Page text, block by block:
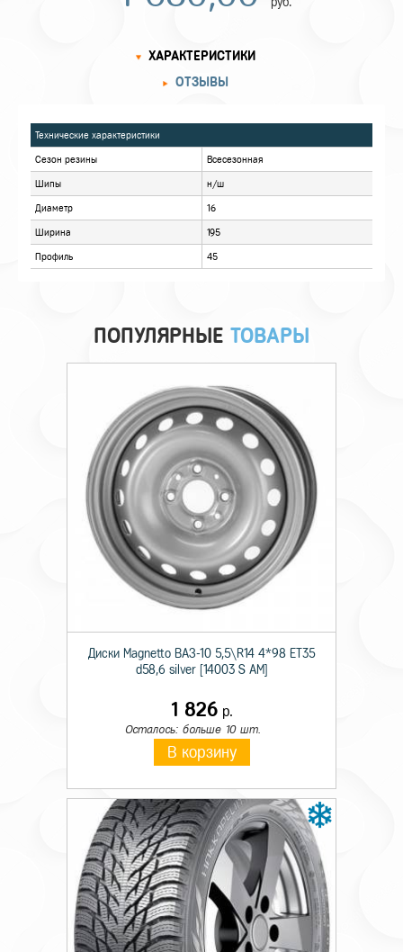
ХАРАКТЕРИСТИКИ
ОТЗЫВЫ
Технические характеристики
Ширина 195
Профиль 45
ПОПУЛЯРНЫЕ ТОВАРЫ
Диски Magnetto ВАЗ-10 5,5\R14 4*98 ET35
d58,6 silver [14003 S AM]
1 826р.
Осталось: больше 10 шт.
В корзину